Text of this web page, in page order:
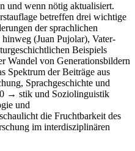
und wenn nötig aktualisiert.
betreffen drei wichtige
der sprachlichen
(Juan Pujolar), Vater-
Beispiels
Wandel von Generationsbildern
Spektrum der Beiträge aus
Sprachgeschichte und
→ stik und Soziolinguistik
und
die Fruchtbarkeit des
im interdisziplinären